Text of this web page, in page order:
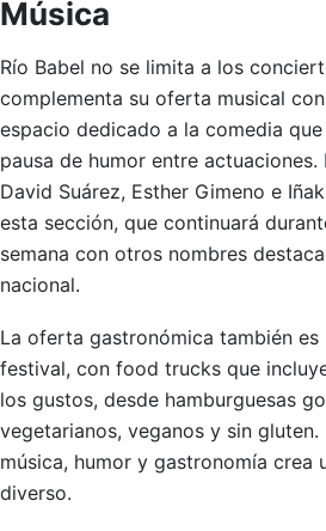
Música
Río Babel no se limita a los
complementa su oferta musical
espacio dedicado a la comedia
pausa de humor entre
David Suárez, Esther Gimeno e
esta sección, que continuará
semana con otros nombres
nacional.
La oferta gastronómica también
festival, con food trucks que
los gustos, desde hamburguesas
vegetarianos, veganos y sin
música, humor y gastronomía crea
diverso.